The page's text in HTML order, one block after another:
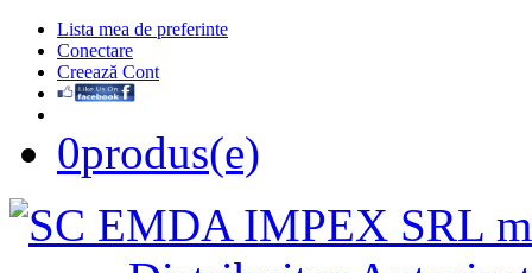
Lista mea de preferinte
Conectare
Creează Cont
0produs(e)